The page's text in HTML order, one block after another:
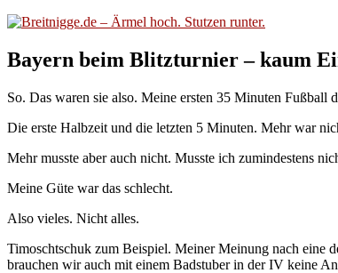
Bayern beim Blitzturnier – kaum
So. Das waren sie also. Meine ersten 35 Minuten Fußball
Die erste Halbzeit und die letzten 5 Minuten. Mehr war
Mehr musste aber auch nicht. Musste ich zumindestens
Meine Güte war das schlecht.
Also vieles. Nicht alles.
Timoschtschuk zum Beispiel. Meiner Meinung nach eine
brauchen wir auch mit einem Badstuber in der IV keine